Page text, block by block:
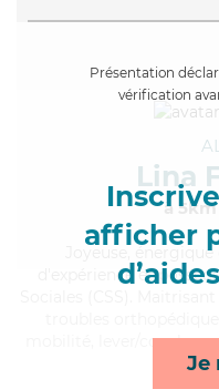
Présentation
vérification
afficher
Je
Lina
à 5km
,
d'expérience et
mobilité, lever/coucher,